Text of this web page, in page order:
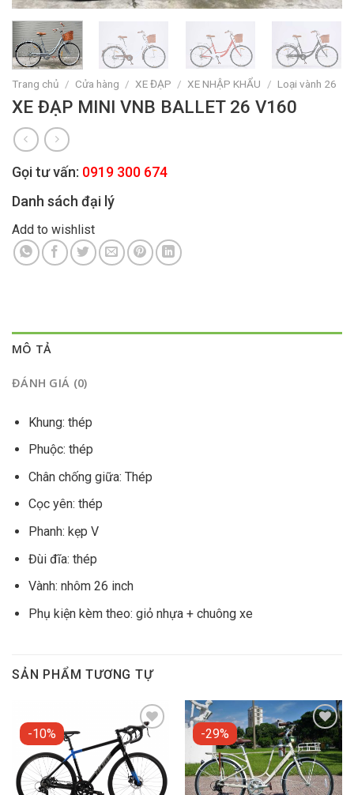
Trang chủ / Cửa hàng / XE ĐẠP / XE NHẬP KHẨU / Loại vành 26
XE ĐẠP MINI VNB BALLET 26 V160
Gọi tư vấn: 0919 300 674
Danh sách đại lý
Add to wishlist
MÔ TẢ
ĐÁNH GIÁ (0)
Khung: thép
Phuộc: thép
Chân chống giữa: Thép
Cọc yên: thép
Phanh: kẹp V
Đùi đĩa: thép
Vành: nhôm 26 inch
Phụ kiện kèm theo: giỏ nhựa + chuông xe
SẢN PHẨM TƯƠNG TỰ
-10%
Add to
wishlist
-29%
Add to
wishlist